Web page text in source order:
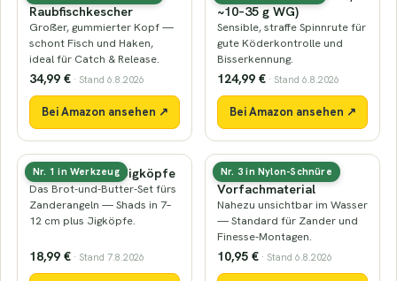
Raubfischkescher
Großer, gummierter Kopf —
schont Fisch und Haken,
ideal für Catch & Release.
34,99 € · Stand 6.8.2026
Bei Amazon ansehen ↗
~10–35 g WG)
Sensible, straffe Spinnrute für
gute Köderkontrolle und
Bisserkennung.
124,99 € · Stand 6.8.2026
Bei Amazon ansehen ↗
Nr. 1 in Werkzeug
Gummifische & Jigköpfe
Das Brot-und-Butter-Set fürs
Zanderangeln — Shads in 7–
12 cm plus Jigköpfe.
18,99 € · Stand 7.8.2026
Nr. 3 in Nylon-Schnüre
Fluorocarbon-
Vorfachmaterial
Nahezu unsichtbar im Wasser
— Standard für Zander und
Finesse-Montagen.
10,95 € · Stand 6.8.2026